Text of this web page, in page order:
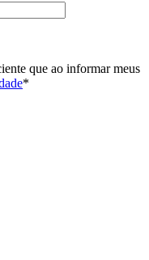
que ao informar meus
*